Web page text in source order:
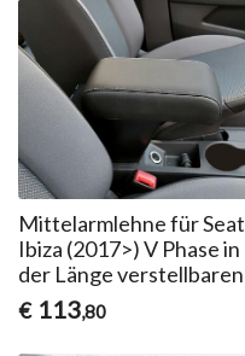
Mittelarmlehne für Seat
Ibiza (2017>) V Phase in
der Länge verstellbaren
€ 113,80